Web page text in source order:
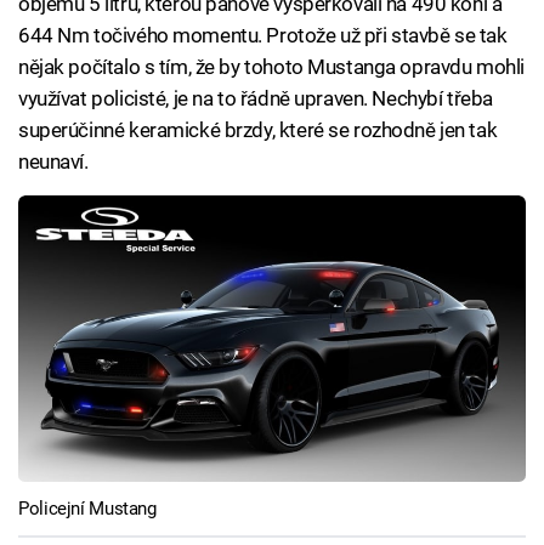
644 Nm točivého momentu. Protože už při stavbě se tak
nějak počítalo s tím, že by tohoto Mustanga opravdu mohli
využívat policisté, je na to řádně upraven. Nechybí třeba
superúčinné keramické brzdy, které se rozhodně jen tak
neunaví.
Policejní Mustang